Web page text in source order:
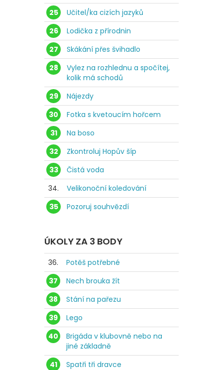
25
Učitel/ka cizích jazyků
26
Lodička z přírodnin
27
Skákání přes švihadlo
28
Vylez na rozhlednu a spočítej,
kolik má schodů
29
Nájezdy
30
Fotka s kvetoucím hořcem
31
Na boso
32
Zkontroluj Hopův šíp
33
Čistá voda
34.
Velikonoční koledování
35
Pozoruj souhvězdí
ÚKOLY ZA 3 BODY
36.
Potěš potřebné
37
Nech brouka žít
38
Stání na pařezu
39
Lego
40
Brigáda v klubovně nebo na
jiné základně
41
Spatři tři dravce